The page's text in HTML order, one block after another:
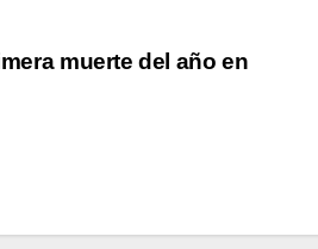
muerte del año en